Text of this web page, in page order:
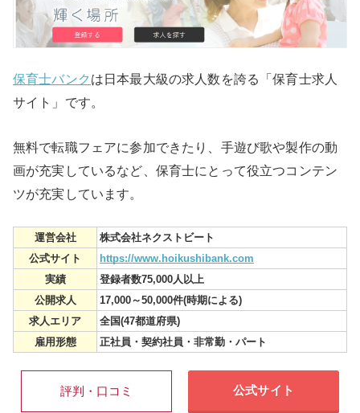
保育士バンク は日本最大級の求人数を誇る「保育士求人
サイト」です。
無料で転職フェアに参加できたり、手遊び歌や製作の動
画が充実しているなど、保育士にとって役立つコンテン
ツが充実しています。
運営会社
株式会社ネクストビート
公式サイト
https://www.hoikushibank.com
実績
登録者数75,000人以上
公開求人
17,000～50,000件(時期による)
求人エリア
全国(47都道府県)
雇用形態
正社員・契約社員・非常勤・パート
評判・口コミ 公式サイト